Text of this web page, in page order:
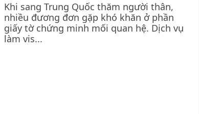
Khi sang Trung Quốc thăm người thân,
nhiều đương đơn gặp khó khăn ở phần
giấy tờ chứng minh mối quan hệ. Dịch vụ
làm vis...